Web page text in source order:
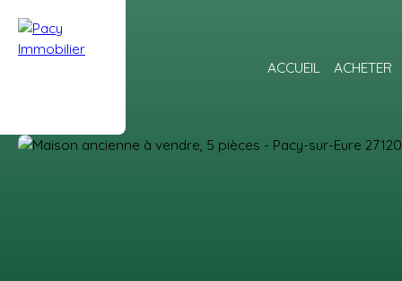
ACCUEIL ACHETER